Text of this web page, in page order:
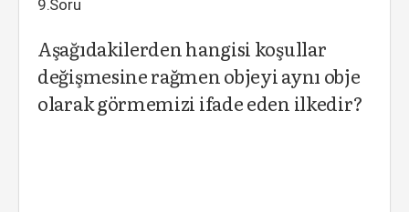
9.Soru
Aşağıdakilerden hangisi koşullar
değişmesine rağmen objeyi aynı obje
olarak görmemizi ifade eden ilkedir?